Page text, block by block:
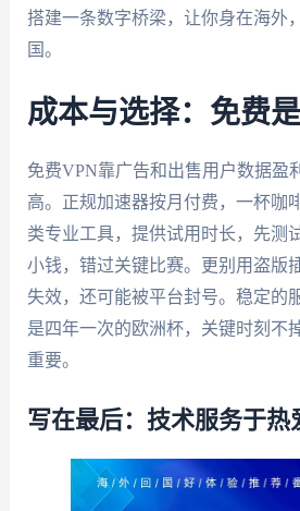
搭建一条数字桥梁，让你身在海外
国。
成本与选择：免费
免费VPN靠广告和出售用户数据盈
高。正规加速器按月付费，一杯咖
类专业工具，提供试用时长，先测
小钱，错过关键比赛。更别用盗版
失效，还可能被平台封号。稳定的
是四年一次的欧洲杯，关键时刻不
重要。
写在最后：技术服务于热